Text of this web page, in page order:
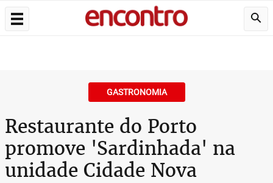
GASTRONOMIA
Restaurante do Porto
promove 'Sardinhada' na
unidade Cidade Nova